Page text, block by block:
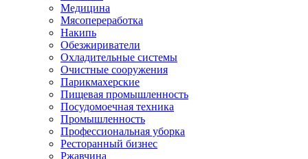
Медицина
Мясопереработка
Накипь
Обезжириватели
Охладительные системы
Очистные сооружения
Парикмахерские
Пищевая промышленность
Посудомоечная техника
Промышленность
Профессиональная уборка
Ресторанный бизнес
Ржавчина